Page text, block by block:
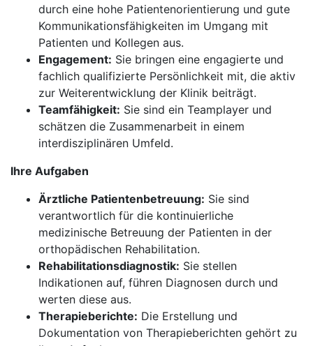
durch eine hohe Patientenorientierung und gute
Kommunikationsfähigkeiten im Umgang mit
Patienten und Kollegen aus.
Engagement: Sie bringen eine engagierte und
fachlich qualifizierte Persönlichkeit mit, die aktiv
zur Weiterentwicklung der Klinik beiträgt.
Teamfähigkeit: Sie sind ein Teamplayer und
schätzen die Zusammenarbeit in einem
interdisziplinären Umfeld.
Ihre Aufgaben
Ärztliche Patientenbetreuung: Sie sind
verantwortlich für die kontinuierliche
medizinische Betreuung der Patienten in der
orthopädischen Rehabilitation.
Rehabilitationsdiagnostik: Sie stellen
Indikationen auf, führen Diagnosen durch und
werten diese aus.
Therapieberichte: Die Erstellung und
Dokumentation von Therapieberichten gehört zu